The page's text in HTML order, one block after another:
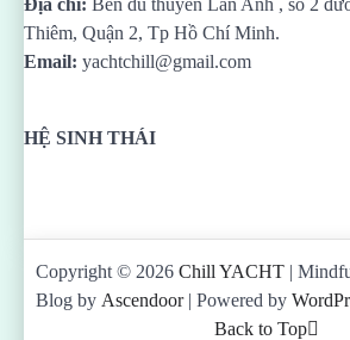
Thiêm, Quận 2, Tp Hồ Chí Minh.
Email: yachtchill@gmail.com
HỆ SINH THÁI
Copyright © 2026 Chill YACHT |
Blog by Ascendoor| Powered by
Back to Top